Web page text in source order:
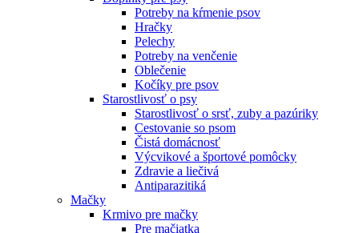
Potreby na kŕmenie psov
Hračky
Pelechy
Potreby na venčenie
Oblečenie
Kočíky pre psov
Starostlivosť o psy
Starostlivosť o srsť, zuby a pazúriky
Cestovanie so psom
Čistá domácnosť
Výcvikové a športové pomôcky
Zdravie a liečivá
Antiparazitiká
Mačky
Krmivo pre mačky
Pre mačiatka